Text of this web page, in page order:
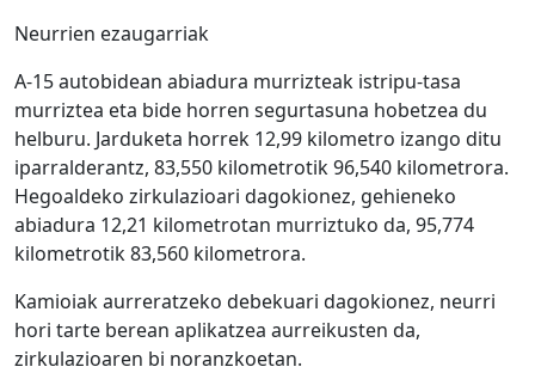
Neurrien ezaugarriak
A-15 autobidean abiadura murrizteak istripu-tasa
murriztea eta bide horren segurtasuna hobetzea du
helburu. Jarduketa horrek 12,99 kilometro izango ditu
iparralderantz, 83,550 kilometrotik 96,540 kilometrora.
Hegoaldeko zirkulazioari dagokionez, gehieneko
abiadura 12,21 kilometrotan murriztuko da, 95,774
kilometrotik 83,560 kilometrora.
Kamioiak aurreratzeko debekuari dagokionez, neurri
hori tarte berean aplikatzea aurreikusten da,
zirkulazioaren bi noranzkoetan.